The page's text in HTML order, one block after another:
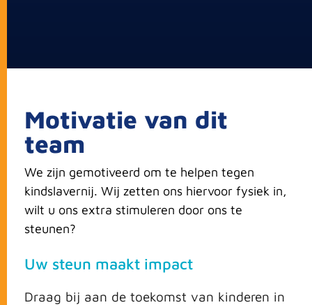
Motivatie van dit
team
We zijn gemotiveerd om te helpen tegen
kindslavernij. Wij zetten ons hiervoor fysiek in,
wilt u ons extra stimuleren door ons te
steunen?
Uw steun maakt impact
Draag bij aan de toekomst van kinderen in